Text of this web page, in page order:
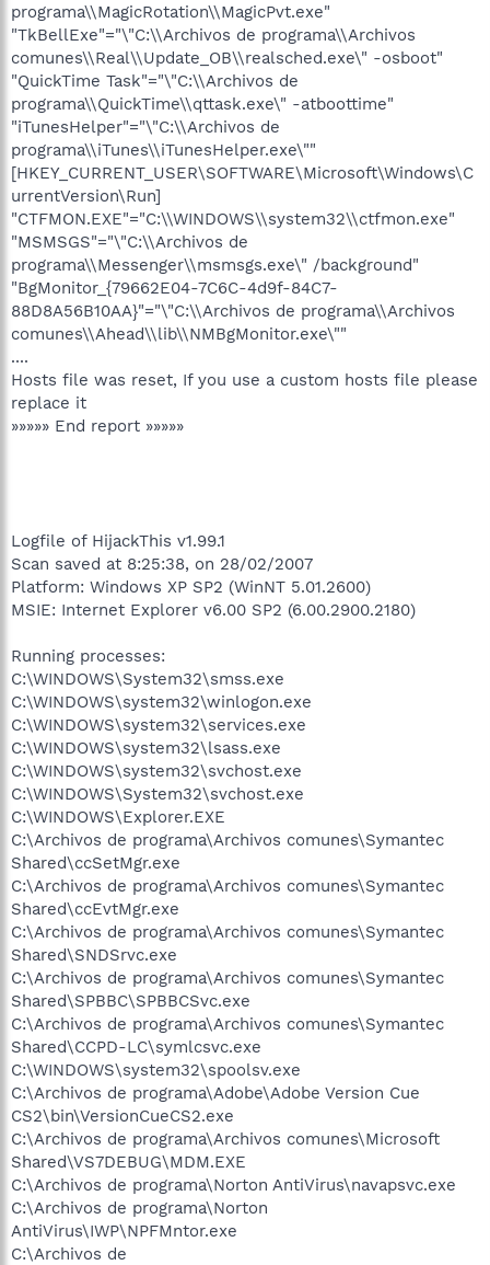
programa\\MagicRotation\\MagicPvt.exe"
"TkBellExe"="\"C:\\Archivos de programa\\Archivos
comunes\\Real\\Update_OB\\realsched.exe\" -osboot"
"QuickTime Task"="\"C:\\Archivos de
programa\\QuickTime\\qttask.exe\" -atboottime"
"iTunesHelper"="\"C:\\Archivos de
programa\\iTunes\\iTunesHelper.exe\""
[HKEY_CURRENT_USER\SOFTWARE\Microsoft\Windows\C
urrentVersion\Run]
"CTFMON.EXE"="C:\\WINDOWS\\system32\\ctfmon.exe"
"MSMSGS"="\"C:\\Archivos de
programa\\Messenger\\msmsgs.exe\" /background"
"BgMonitor_{79662E04-7C6C-4d9f-84C7-
88D8A56B10AA}"="\"C:\\Archivos de programa\\Archivos
comunes\\Ahead\\lib\\NMBgMonitor.exe\""
....
Hosts file was reset, If you use a custom hosts file please
replace it
»»»»» End report »»»»»
Logfile of HijackThis v1.99.1
Scan saved at 8:25:38, on 28/02/2007
Platform: Windows XP SP2 (WinNT 5.01.2600)
MSIE: Internet Explorer v6.00 SP2 (6.00.2900.2180)
Running processes:
C:\WINDOWS\System32\smss.exe
C:\WINDOWS\system32\winlogon.exe
C:\WINDOWS\system32\services.exe
C:\WINDOWS\system32\lsass.exe
C:\WINDOWS\system32\svchost.exe
C:\WINDOWS\System32\svchost.exe
C:\WINDOWS\Explorer.EXE
C:\Archivos de programa\Archivos comunes\Symantec
Shared\ccSetMgr.exe
C:\Archivos de programa\Archivos comunes\Symantec
Shared\ccEvtMgr.exe
C:\Archivos de programa\Archivos comunes\Symantec
Shared\SNDSrvc.exe
C:\Archivos de programa\Archivos comunes\Symantec
Shared\SPBBC\SPBBCSvc.exe
C:\Archivos de programa\Archivos comunes\Symantec
Shared\CCPD-LC\symlcsvc.exe
C:\WINDOWS\system32\spoolsv.exe
C:\Archivos de programa\Adobe\Adobe Version Cue
CS2\bin\VersionCueCS2.exe
C:\Archivos de programa\Archivos comunes\Microsoft
Shared\VS7DEBUG\MDM.EXE
C:\Archivos de programa\Norton AntiVirus\navapsvc.exe
C:\Archivos de programa\Norton
AntiVirus\IWP\NPFMntor.exe
C:\Archivos de